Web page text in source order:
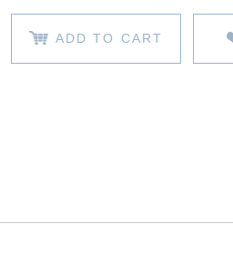
ADD TO CART